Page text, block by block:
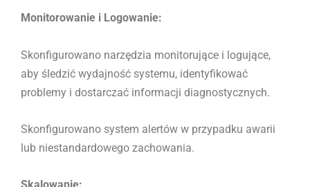
Monitorowanie i Logowanie:
Skonfigurowano narzędzia monitorujące i logujące,
aby śledzić wydajność systemu, identyfikować
problemy i dostarczać informacji diagnostycznych.
Skonfigurowano system alertów w przypadku awarii
lub niestandardowego zachowania.